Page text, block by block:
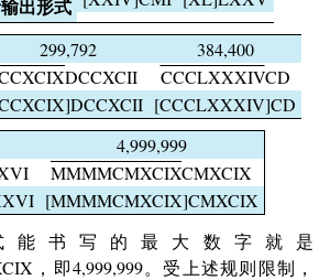
出形式
299,792
DCCXCII
384,400
CCCLXXXIVCD
[CCCLXXXIV]CD
4,999,999
MMMMCMXCIXCMXCIX
[MMMMCMXCIX]CMXCIX
能书写的最大数字就是
，即4,999,999。受上述规则限制，